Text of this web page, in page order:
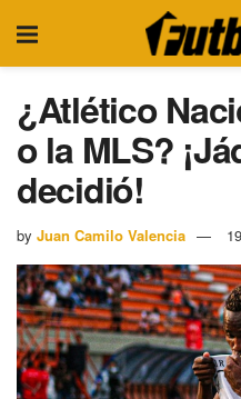
¿Atlético
o la MLS?
decidió!
by Juan Camilo Valencia